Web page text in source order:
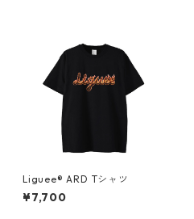
Liguee®️ ARD Tシャツ
¥7,700